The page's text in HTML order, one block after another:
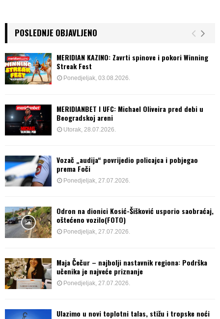
POSLEDNJE OBJAVLJENO
MERIDIAN KAZINO: Zavrti spinove i pokori Winning
Streak Fest
Ponedjeljak, 03.08.2026.
MERIDIANBET I UFC: Michael Oliveira pred debi u
Beogradskoj areni
Utorak, 28.07.2026.
Vozač „audija“ povrijedio policajca i pobjegao
prema Foči
Ponedjeljak, 27.07.2026.
Odron na dionici Kosić-Šišković usporio saobraćaj,
oštećeno vozilo(FOTO)
Ponedjeljak, 27.07.2026.
Maja Čečur – najbolji nastavnik regiona: Podrška
učenika je najveće priznanje
Ponedjeljak, 27.07.2026.
Ulazimo u novi toplotni talas, stižu i tropske noći